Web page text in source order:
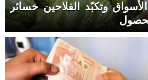
وتكبّد الفلاحين خسائر